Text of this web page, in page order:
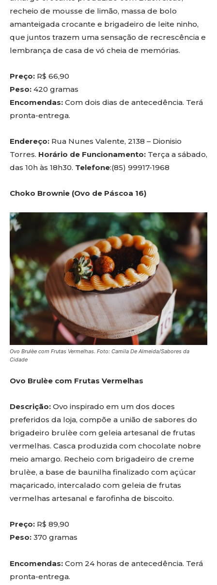
recheio de mousse de limão, massa de bolo
amanteigada crocante e brigadeiro de leite ninho,
que juntos trazem uma sensação de recrescência e
lembrança de casa de vó cheia de memórias.
Preço: R$ 66,90
Peso: 420 gramas
Encomendas: Com dois dias de antecedência. Terá
pronta-entrega.
Endereço: Rua Nunes Valente, 2138 – Dionisio
Torres. Horário de Funcionamento: Terça a sábado,
das 10h às 18h30. Telefone:(85) 99917-1968
Choko Brownie (Ovo de Páscoa 16)
Ovo Brulèe com Frutas Vermelhas. Foto: Camila De Almeida/Sabores da
Cidade
Ovo Brulèe com Frutas Vermelhas
Descrição: Ovo inspirado em um dos doces
preferidos da loja, compõe a união de sabores do
brigadeiro brulèe com geleia artesanal de frutas
vermelhas. Casca produzida com chocolate nobre
meio amargo. Recheio com brigadeiro de creme
brulèe, a base de baunilha finalizado com açúcar
maçaricado, intercalado com geleia de frutas
vermelhas artesanal e farofinha de biscoito.
Preço: R$ 89,90
Peso: 370 gramas
Encomendas: Com 24 horas de antecedência. Terá
pronta-entrega.